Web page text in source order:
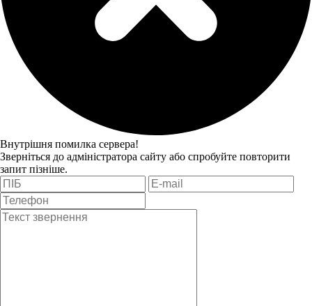
Внутрішня помилка сервера!
Зверніться до адміністратора сайту або спробуйте повторити
запит пізніше.